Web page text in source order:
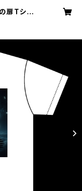
扉Tシャ